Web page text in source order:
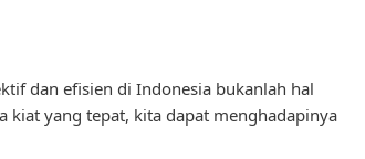
dan efisien di Indonesia bukanlah hal
kiat yang tepat, kita dapat menghadapinya